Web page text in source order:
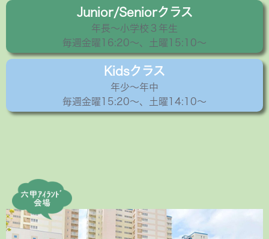
Junior/Seniorクラス
年長〜小学校３年生
毎週金曜16:20〜、土曜15:10～
Kidsクラス
年少〜年中
毎週金曜15:20〜、土曜14:10～